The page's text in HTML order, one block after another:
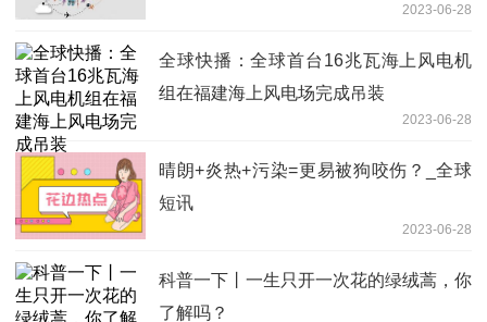
2023-06-28
全球快播：全球首台16兆瓦海上风电机
组在福建海上风电场完成吊装
2023-06-28
晴朗+炎热+污染=更易被狗咬伤？_全球
短讯
2023-06-28
科普一下丨一生只开一次花的绿绒蒿，你
了解吗？